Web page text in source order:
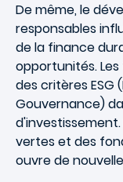
De même, le
responsables
de la finance
opportunités.
des critères ESG
Gouvernance)
vertes et des
ouvre de